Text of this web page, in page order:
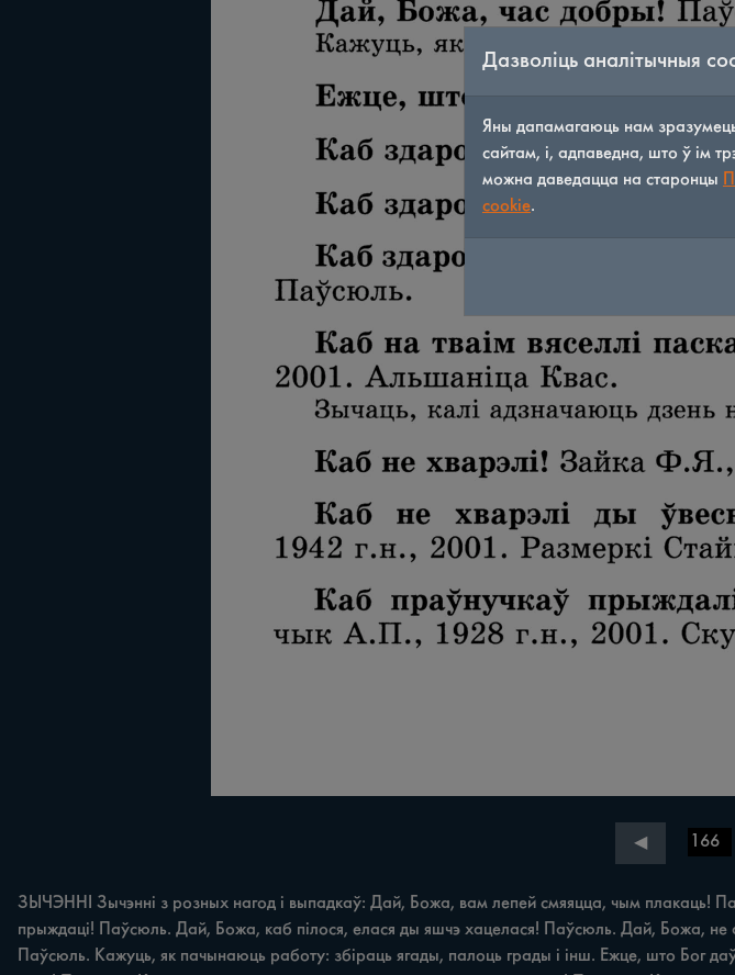
◀
ЗЫЧЭННІ Зычэнні з розных нагод i выпадкаў: Дай, Божа, вам лепей смяяцца, чым плакаць!
прыждаці! Паўсюль. Дай, Божа, каб пілося, елася ды яшчэ хацелася! Паўсюль. Дай, Божа,
Паўсюль. Кажуць, як пачынаюць работу: збіраць ягады, палоць грады i інш. Ежце, што Бог
Дазволіць аналітычныя
Яны дапамагаюць нам
сайтам, і, адпаведна, што ў ім
можна даведацца на старонцы
cookie.